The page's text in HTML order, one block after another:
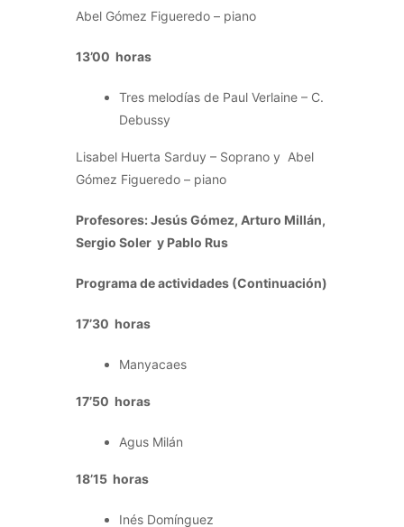
Abel Gómez Figueredo – piano
13’00 horas
Tres melodías de Paul Verlaine – C.
Debussy
Lisabel Huerta Sarduy – Soprano y Abel
Gómez Figueredo – piano
Profesores: Jesús Gómez, Arturo Millán,
Sergio Soler y Pablo Rus
Programa de actividades (Continuación)
17’30 horas
Manyacaes
17’50 horas
Agus Milán
18’15 horas
Inés Domínguez